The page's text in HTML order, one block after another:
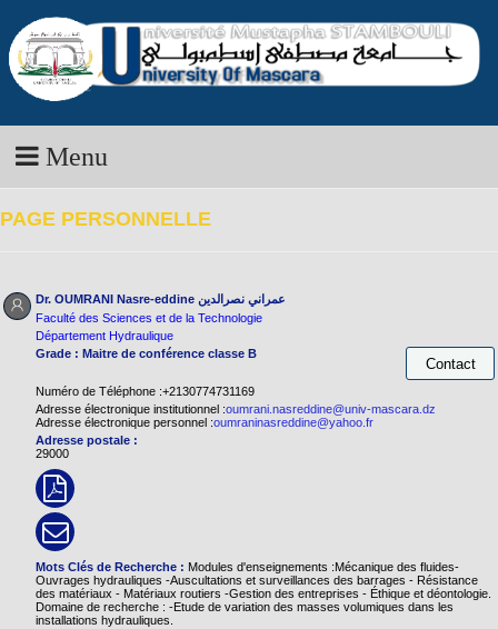
Menu
PAGE PERSONNELLE
Dr. OUMRANI Nasre-eddine عمراني نصرالدين
Faculté des Sciences et de la Technologie
Département Hydraulique
Grade : Maitre de conférence classe B
Numéro de Téléphone :+2130774731169
Adresse électronique institutionnel :oumrani.nasreddine@univ-mascara.dz
Adresse électronique personnel :oumraninasreddine@yahoo.fr
Adresse postale :
29000
Mots Clés de Recherche : Modules d'enseignements :Mécanique des fluides-
Ouvrages hydrauliques -Auscultations et surveillances des barrages - Résistance
des matériaux - Matériaux routiers -Gestion des entreprises - Éthique et déontologie.
Domaine de recherche : -Etude de variation des masses volumiques dans les
installations hydrauliques.